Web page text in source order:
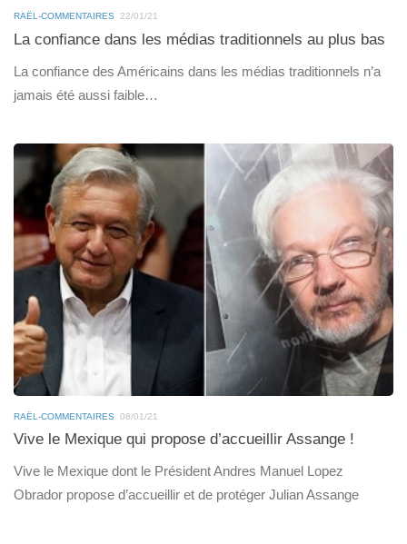
RAËL-COMMENTAIRES 22/01/21
La confiance dans les médias traditionnels au plus bas
La confiance des Américains dans les médias traditionnels n’a
jamais été aussi faible…
RAËL-COMMENTAIRES 08/01/21
Vive le Mexique qui propose d’accueillir Assange !
Vive le Mexique dont le Président Andres Manuel Lopez
Obrador propose d’accueillir et de protéger Julian Assange